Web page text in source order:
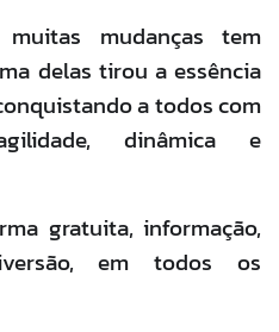
mudanças tem
delas tirou a essência
a todos com
dinâmica e
gratuita, informação,
em todos os